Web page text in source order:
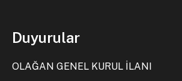
Duyurular
OLAĞAN GENEL KURUL İLANI